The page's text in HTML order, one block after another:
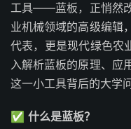
工具——蓝板，正悄然
业机械领域的高级编辑
代表，更是现代绿色农
入解析蓝板的原理、应
这一小工具背后的大学问
✅ 什么是蓝板？